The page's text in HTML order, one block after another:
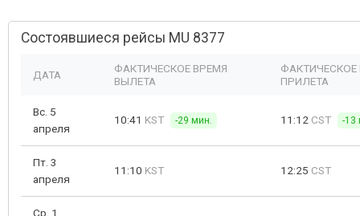
Состоявшиеся рейсы MU 8377
ДАТА
ФАКТИЧЕСКОЕ ВРЕМЯ
ВЫЛЕТА
ФАКТИЧЕСКОЕ
ПРИЛЕТА
Вс. 5
апреля
10:41 KST -29 мин. 11:12 CST -13
Пт. 3
апреля
11:10 KST 12:25 CST
Ср. 1